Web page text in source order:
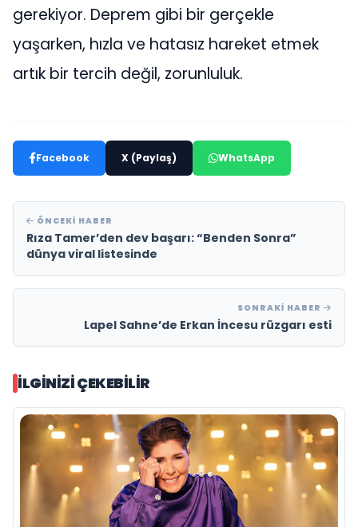
gerekiyor. Deprem gibi bir gerçekle
yaşarken, hızla ve hatasız hareket etmek
artık bir tercih değil, zorunluluk.
Facebook X (Paylaş) WhatsApp
ÖNCEKI HABER
Rıza Tamer’den dev başarı: “Benden Sonra”
dünya viral listesinde
SONRAKI HABER
Lapel Sahne’de Erkan İncesu rüzgarı esti
İLGINIZI ÇEKEBILIR